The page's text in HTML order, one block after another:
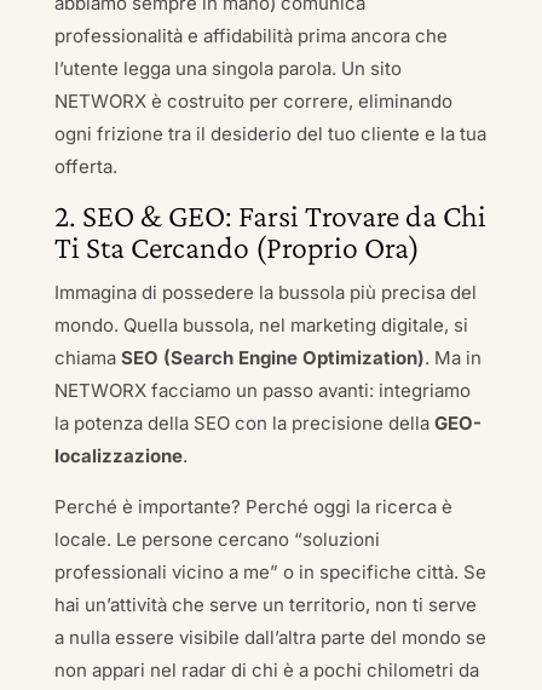
professionalità e affidabilità prima ancora che
l’utente legga una singola parola. Un sito
NETWORX è costruito per correre, eliminando
ogni frizione tra il desiderio del tuo cliente e la tua
offerta.
2. SEO & GEO: Farsi Trovare da Chi
Ti Sta Cercando (Proprio Ora)
Immagina di possedere la bussola più precisa del
mondo. Quella bussola, nel marketing digitale, si
chiama SEO (Search Engine Optimization). Ma in
NETWORX facciamo un passo avanti: integriamo
la potenza della SEO con la precisione della GEO-
localizzazione.
Perché è importante? Perché oggi la ricerca è
locale. Le persone cercano “soluzioni
professionali vicino a me” o in specifiche città. Se
hai un’attività che serve un territorio, non ti serve
a nulla essere visibile dall’altra parte del mondo se
non appari nel radar di chi è a pochi chilometri da